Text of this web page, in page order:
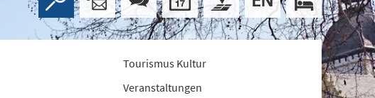
Tourismus Kultur
Veranstaltungen